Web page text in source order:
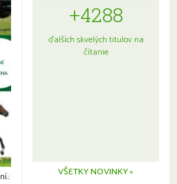
+4288
ďalších skvelých titulov na
čítanie
VŠETKY NOVINKY »